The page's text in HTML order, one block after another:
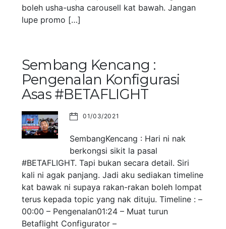
boleh usha-usha carousell kat bawah. Jangan
lupe promo […]
Sembang Kencang :
Pengenalan Konfigurasi
Asas #BETAFLIGHT
01/03/2021
SembangKencang : Hari ni nak
berkongsi sikit la pasal
#BETAFLIGHT. Tapi bukan secara detail. Siri
kali ni agak panjang. Jadi aku sediakan timeline
kat bawak ni supaya rakan-rakan boleh lompat
terus kepada topic yang nak dituju. Timeline : –
00:00 – Pengenalan01:24 – Muat turun
Betaflight Configurator –